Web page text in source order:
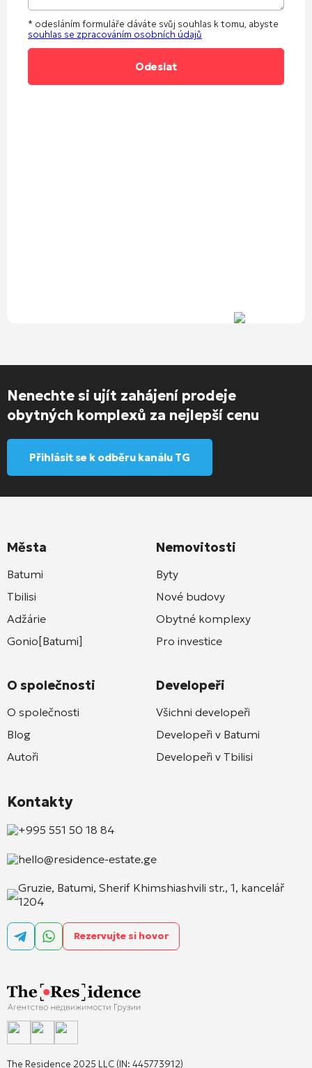
* odesláním formuláře dáváte svůj souhlas k tomu, abyste
souhlas se zpracováním osobních údajů
Nenechte si ujít zahájení prodeje
obytných komplexů za nejlepší cenu
Přihlásit se k odběru kanálu TG
The Residence 2025 LLC (IN: 445773912)
Města
Batumi
Tbilisi
Adžárie
Gonio[Batumi]
O společnosti
O společnosti
Blog
Autoři
Nemovitosti
Byty
Nové budovy
Obytné komplexy
Pro investice
Developeři
Všichni developeři
Developeři v Batumi
Developeři v Tbilisi
Kontakty
+995 551 50 18 84
hello@residence-estate.ge
Gruzie, Batumi, Sherif Khimshiashvili str., 1, kancelář
1204
Rezervujte si hovor